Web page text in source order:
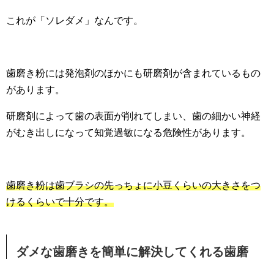
これが「ソレダメ」なんです。
歯磨き粉には発泡剤のほかにも研磨剤が含まれているもの
があります。
研磨剤によって歯の表面が削れてしまい、歯の細かい神経
がむき出しになって知覚過敏になる危険性があります。
歯磨き粉は歯ブラシの先っちょに小豆くらいの大きさをつ
けるくらいで十分です。
ダメな歯磨きを簡単に解決してくれる歯磨